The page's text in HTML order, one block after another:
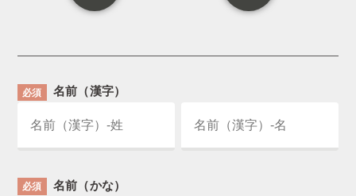
必須 名前（漢字）
必須 名前（かな）